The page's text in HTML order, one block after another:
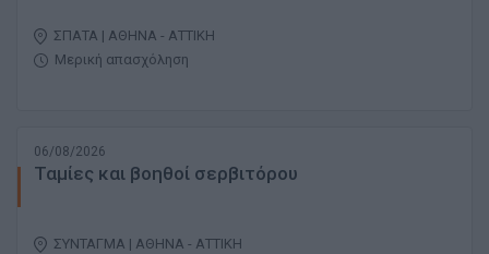
ΣΠΑΤΑ | ΑΘΗΝΑ - ΑΤΤΙΚΗ
Μερική απασχόληση
06/08/2026
Ταμίες και βοηθοί σερβιτόρου
ΣΥΝΤΑΓΜΑ | ΑΘΗΝΑ - ΑΤΤΙΚΗ